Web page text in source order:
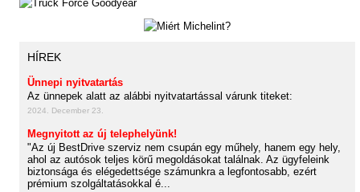
HÍREK
Ünnepi nyitvatartás
Az ünnepek alatt az alábbi nyitvatartással várunk titeket:
2024. December 23.
Megnyitott az új telephelyünk!
"Az új BestDrive szerviz nem csupán egy műhely, hanem egy hely,
ahol az autósok teljes körű megoldásokat találnak. Az ügyfeleink
biztonsága és elégedettsége számunkra a legfontosabb, ezért
prémium szolgáltatásokkal é...